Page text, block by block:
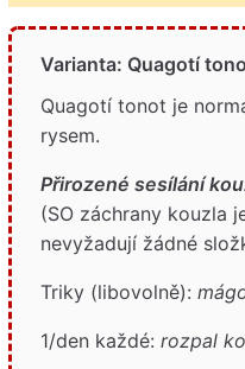
Varianta: Quagotí
Quagotí tonot je
rysem.
Přirozené sesílání
(SO záchrany kouzla
nevyžadují žádné
Triky (libovolně):
1/den každé:rozpal